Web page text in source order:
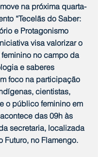
na próxima quarta-
“Tecelãs do Saber:
e Protagonismo
visa valorizar o
no campo da
e saberes
foco na participação
cientistas,
o público feminino em
das 09h às
secretaria, localizada
Futuro, no Flamengo.